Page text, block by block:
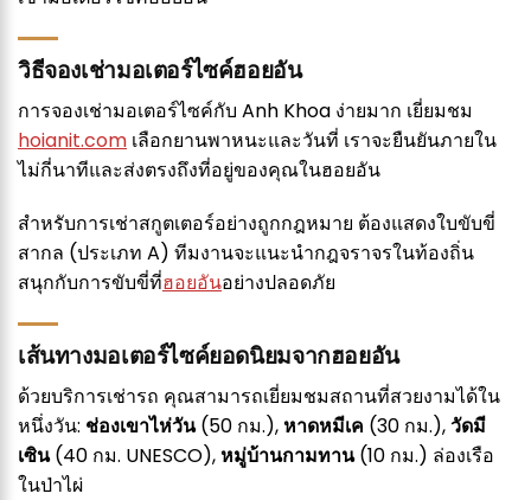
วิธีจองเช่ามอเตอร์ไซค์ฮอยอัน
การจองเช่ามอเตอร์ไซค์กับ Anh Khoa ง่ายมาก เยี่ยมชม
hoianit.com เลือกยานพาหนะและวันที่ เราจะยืนยันภายใน
ไม่กี่นาทีและส่งตรงถึงที่อยู่ของคุณในฮอยอัน
สำหรับการเช่าสกูตเตอร์อย่างถูกกฎหมาย ต้องแสดงใบขับขี่
สากล (ประเภท A) ทีมงานจะแนะนำกฎจราจรในท้องถิ่น
สนุกกับการขับขี่ที่ฮอยอันอย่างปลอดภัย
เส้นทางมอเตอร์ไซค์ยอดนิยมจากฮอยอัน
ด้วยบริการเช่ารถ คุณสามารถเยี่ยมชมสถานที่สวยงามได้ใน
หนึ่งวัน: ช่องเขาไห่วัน(50 กม.), หาดหมีเค (30 กม.),วัดมี
เซิน(40 กม. UNESCO), หมู่บ้านกามทาน(10 กม.) ล่องเรือ
ในป่าไผ่